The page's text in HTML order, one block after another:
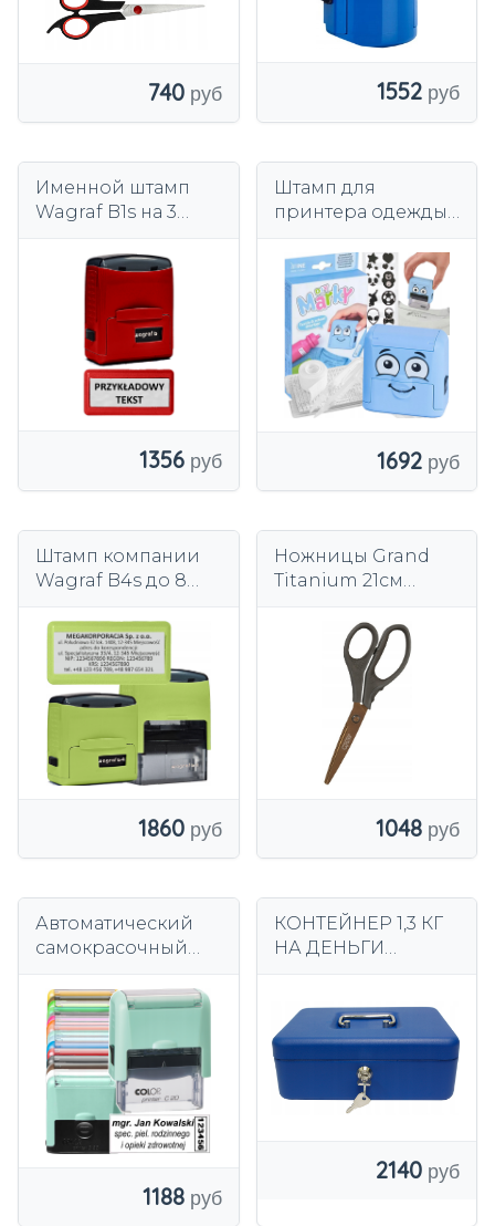
740 1552
Именной штамп
Wagraf B1s на 3
закрытый,
компактный —
КРАСНЫЙ
1356
Штамп для
принтера одежды
DIY, синий, имя,
слой
1692
Штамп компании
Wagraf B4s до 8
Компактный - С
ВИЛКОЙ
1860
Ножницы Grand
Titanium 21см
1048
Автоматический
самокрасочный
Compact Pro C20, 1-
4 строки текста
1188
КОНТЕЙНЕР 1,3 КГ
НА ДЕНЬГИ
2140